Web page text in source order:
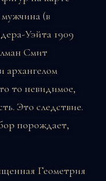
(в
Уэйта 1909
Смит
архангелом
то невидимое,
Это следствие.
порождает,
Геометрия